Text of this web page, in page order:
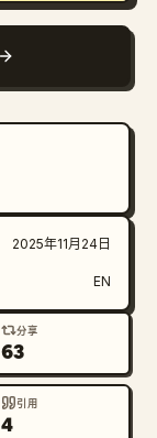
2025年11月24日
EN
分享
63
引用
4